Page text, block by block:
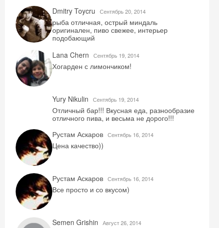
Dmitry Toycru
Сентябрь 20, 2014
рыба отличная, острый миндаль
оригинален, пиво свежее, интерьер
подобающий
Lana Chern
Сентябрь 19, 2014
Хогарден с лимончиком!
Yury Nikulin Сентябрь 19, 2014
Отличный бар!!! Вкусная еда, разнообразие
отличного пива, и весьма не дорого!!!
Рустам Аскаров Сентябрь 16, 2014
Цена качество))
Рустам Аскаров Сентябрь 16, 2014
Все просто и со вкусом)
Semen Grishin Август 26, 2014